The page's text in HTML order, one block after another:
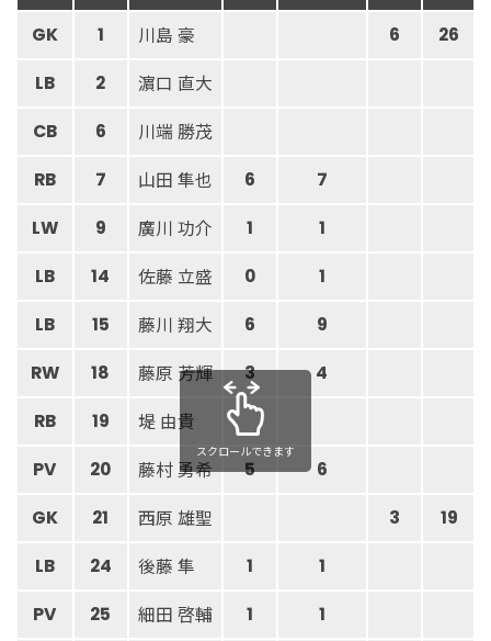
GK 1 川島 豪 6 26
LB 2 濵口 直大
CB 6 川端 勝茂
RB 7 山田 隼也 6 7
LW 9 廣川 功介 1 1
LB 14 佐藤 立盛 0 1
LB 15 藤川 翔大 6 9
RW 18 藤原 芳輝 3 4
RB 19 堤 由貴
PV 20 藤村 勇希 5 6
GK 21 西原 雄聖 3 19
LB 24 後藤 隼 1 1
PV 25 細田 啓輔 1 1
スクロールできます